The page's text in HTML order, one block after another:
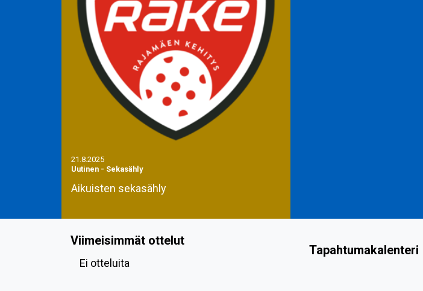
21.8.2025
Uutinen - Sekasähly
Aikuisten sekasähly
Viimeisimmät ottelut
Ei otteluita
Tapahtumakalenteri